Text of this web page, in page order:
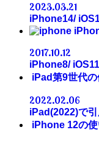
2023.03.21
iPhone14/
2017.10.12
iPhone8/
iPad第9世代
2022.02.06
iPad(2022)で
iPhone 12の